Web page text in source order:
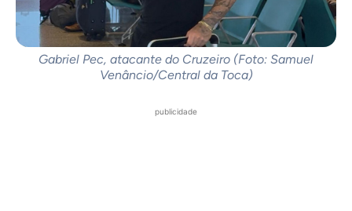
Gabriel Pec, atacante do Cruzeiro (Foto: Samuel
Venâncio/Central da Toca)
publicidade